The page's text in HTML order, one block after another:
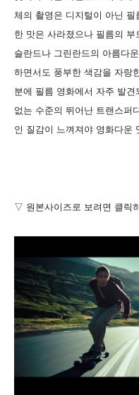
체의 촬영은 디지털이 아닌
한 맛은 사라졌으나 필름의
슬란드나 그린란드의 아름다
하면서도 풍부한 색감을 자랑
분에 필름 영화에서 자주 발
없는 수준의 뛰어난 트랜스퍼
인 질감이 느껴져야 영화다운
▽ 원본사이즈로 보려면 클릭